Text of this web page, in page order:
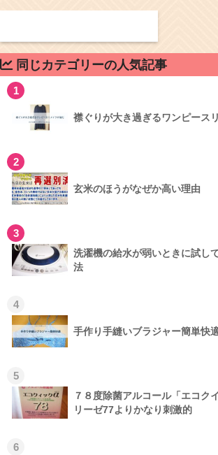
同じカテゴリーの人気記事
1
襟ぐりが大き過ぎるワンピース
2
玄米のほうがなぜか高い理由
3
洗濯機の給水が弱いときに試し
法
4
手作り手縫いブラジャー簡単快
5
７８度除菌アルコール「エコク
リーゼ77よりかなり刺激的
6